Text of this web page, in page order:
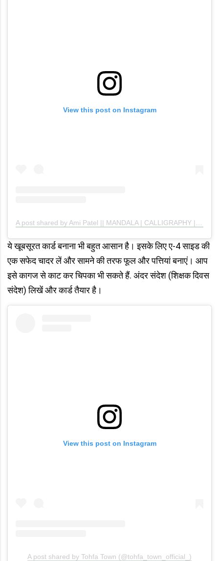
View this post on Instagram
ये खूबसूरत कार्ड बनाना भी बहुत आसान है। इसके लिए ए-4 साइड की
एक सफेद चादर लें और सामने की तरफ फूल और पत्तियां बनाएं। आप
इसे कागज से काट कर चिपका भी सकते हैं. अंदर संदेश (शिक्षक दिवस
संदेश) लिखें और कार्ड तैयार है।
View this post on Instagram
A post shared by Tohfa Town (@tohfa_town_official_)